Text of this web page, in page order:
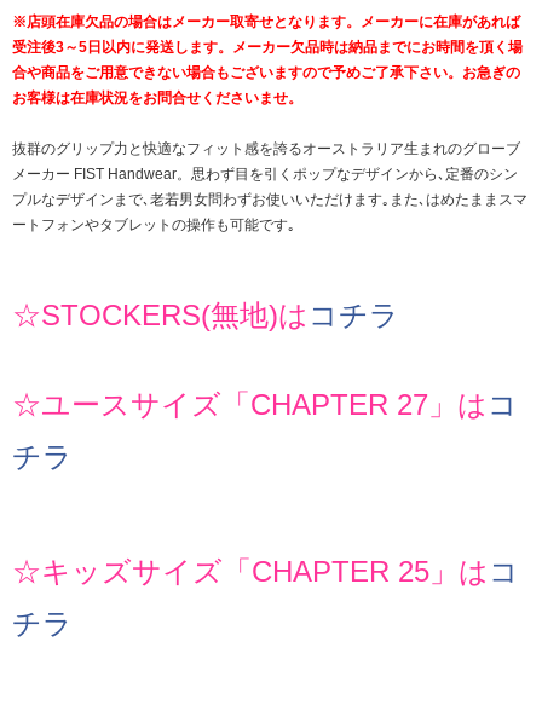
※店頭在庫欠品の場合はメーカー取寄せとなります。メーカーに在庫があれば
受注後3～5日以内に発送します。メーカー欠品時は納品までにお時間を頂く場
合や商品をご用意できない場合もございますので予めご了承下さい。お急ぎの
お客様は在庫状況をお問合せくださいませ。
抜群のグリップ力と快適なフィット感を誇るオーストラリア生まれのグローブ
メーカー FIST Handwear。思わず目を引くポップなデザインから､定番のシン
プルなデザインまで､老若男女問わずお使いいただけます｡また､はめたままスマ
ートフォンやタブレットの操作も可能です｡
☆STOCKERS(無地)は コチラ
☆ユースサイズ「CHAPTER 27」は コ
チラ
☆キッズサイズ「CHAPTER 25」は コ
チラ